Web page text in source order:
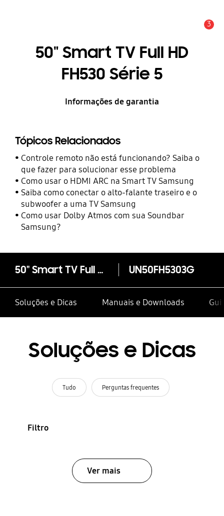
3
50" Smart TV Full HD
FH530 Série 5
Informações de garantia
Tópicos Relacionados
Controle remoto não está funcionando? Saiba o
que fazer para solucionar esse problema
Como usar o HDMI ARC na Smart TV Samsung
Saiba como conectar o alto-falante traseiro e o
subwoofer a uma TV Samsung
Como usar Dolby Atmos com sua Soundbar
Samsung?
50" Smart TV Full HD FH530 Série 5 UN50FH5303G
Soluções e Dicas Manuais e Downloads
Soluções e Dicas
Tudo Perguntas frequentes
Filtro
Ver mais